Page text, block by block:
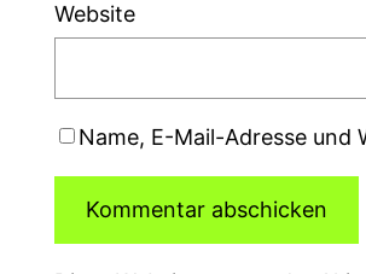
Website
Name, E-Mail-Adresse und